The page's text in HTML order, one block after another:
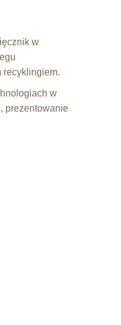
w
recyklingiem.
w
prezentowanie